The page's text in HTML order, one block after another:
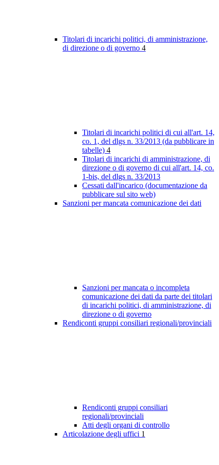
Titolari di incarichi politici, di amministrazione,
di direzione o di governo 4
Titolari di incarichi politici di cui all'art. 14,
co. 1, del dlgs n. 33/2013 (da pubblicare in
tabelle) 4
Titolari di incarichi di amministrazione, di
direzione o di governo di cui all'art. 14, co.
1-bis, del dlgs n. 33/2013
Cessati dall'incarico (documentazione da
pubblicare sul sito web)
Sanzioni per mancata comunicazione dei dati
Sanzioni per mancata o incompleta
comunicazione dei dati da parte dei titolari
di incarichi politici, di amministrazione, di
direzione o di governo
Rendiconti gruppi consiliari regionali/provinciali
Rendiconti gruppi consiliari
regionali/provinciali
Atti degli organi di controllo
Articolazione degli uffici 1